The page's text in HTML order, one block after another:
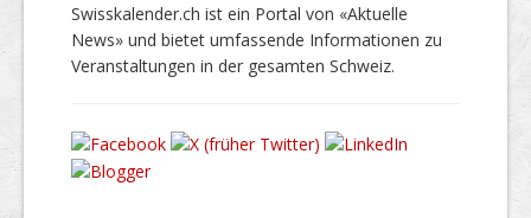
Swisskalender.ch ist ein Portal von «Aktuelle
News» und bietet umfassende Informationen zu
Veranstaltungen in der gesamten Schweiz.